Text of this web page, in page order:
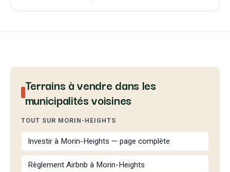
Terrains à vendre dans les
municipalités voisines
TOUT SUR MORIN-HEIGHTS
Investir à Morin-Heights — page complète
Règlement Airbnb à Morin-Heights